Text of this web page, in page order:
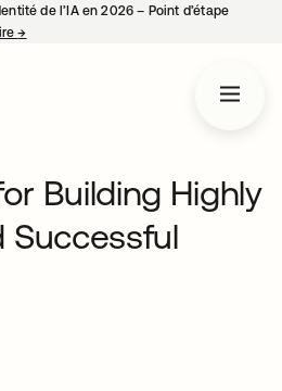
de l’IA en 2026 – Point d’étape
→
Building Highly
Successful